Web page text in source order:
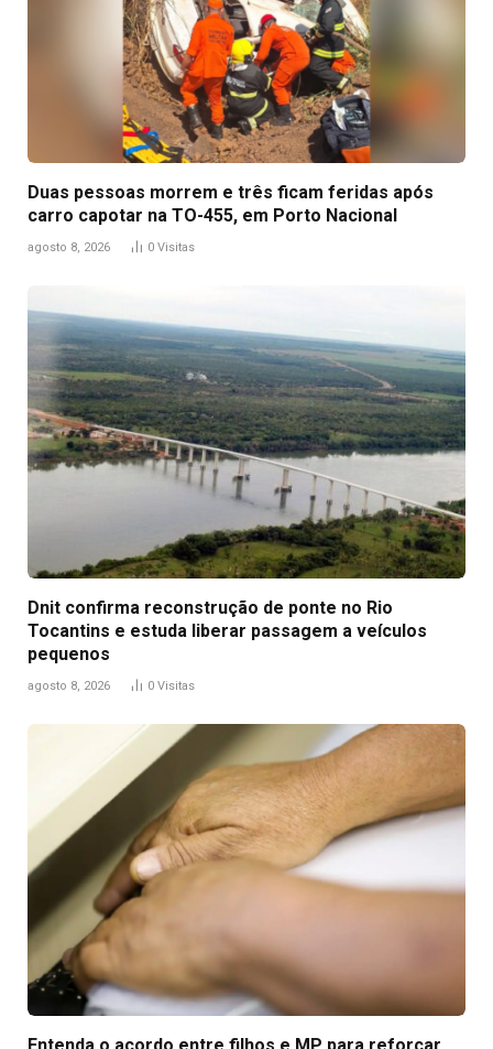
Duas pessoas morrem e três ficam feridas após
carro capotar na TO-455, em Porto Nacional
agosto 8, 2026 0 Visitas
Dnit confirma reconstrução de ponte no Rio
Tocantins e estuda liberar passagem a veículos
pequenos
agosto 8, 2026 0 Visitas